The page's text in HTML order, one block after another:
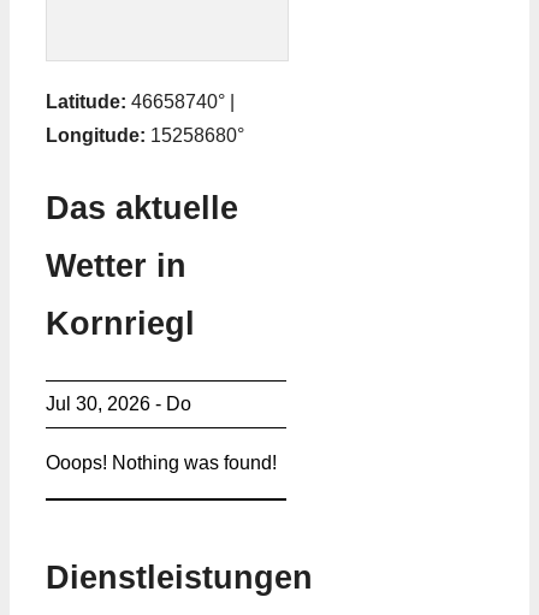
Latitude: 46658740° |
Longitude: 15258680°
Das aktuelle
Wetter in
Kornriegl
Jul 30, 2026 - Do
Ooops! Nothing was found!
Dienstleistungen